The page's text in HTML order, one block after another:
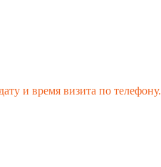
и время визита по телефону.